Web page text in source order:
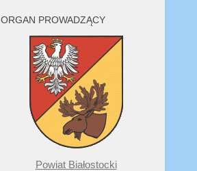
ORGAN PROWADZĄCY
Powiat Białostocki